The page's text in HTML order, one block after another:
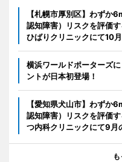
【札幌市厚別区】わずか
認知障害）リスクを評価
ひばりクリニックにて10
横浜ワールドポーターズ
ントが日本初登場！
【愛知県犬山市】わずか
認知障害）リスクを評価
つ内科クリニックにて9月